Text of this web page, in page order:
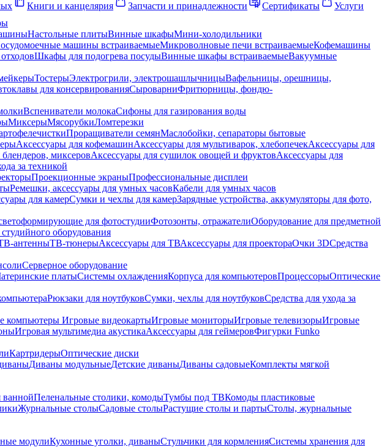
Книги и канцелярия Запчасти и принадлежности Сертификаты
Услуги
Настольные плитыВинные шкафыМини-холодильники
машины встраиваемыеМикроволновые печи встраиваемыеКофемашины
Шкафы для подогрева посудыВинные шкафы встраиваемыеВакуумные
ТостерыЭлектрогрили, электрошашлычницыВафельницы, орешницы,
для консервированияСыроварниФритюрницы, фондю-
Вспениватели молокаСифоны для газирования воды
МиксерыМясорубкиЛомтерезки
Проращиватели семянМаслобойки, сепараторы бытовые
Аксессуары для кофемашинАксессуары для мультиварок, хлебопечекАксессуары для
миксеровАксессуары для сушилок овощей и фруктовАксессуары для
за техникой
Проекционные экраныПрофессиональные дисплеи
Ремешки, аксессуары для умных часовКабели для умных часов
для камерСумки и чехлы для камерЗарядные устройства, аккумуляторы для фото,
для фотостудииФотозонты, отражателиОборудование для предметной
оборудования
антенныТВ-тюнерыАксессуары для ТВАксессуары для проектораОчки 3DСредства
Серверное оборудование
платыСистемы охлажденияКорпуса для компьютеровПроцессорыОптические
Рюкзаки для ноутбуковСумки, чехлы для ноутбуковСредства для ухода за
компьютеры Игровые видеокартыИгровые мониторыИгровые телевизорыИгровые
Игровая мультимедиа акустикаАксессуары для геймеровФигурки Funko
КартридерыОптические диски
Диваны модульныеДетские диваныДиваны садовыеКомплекты мягкой
Пеленальные столики, комодыТумбы под ТВКомоды пластиковые
Журнальные столыСадовые столыРастущие столы и партыСтолы, журнальные
модулиКухонные уголки, диваныСтульчики для кормленияСистемы хранения для